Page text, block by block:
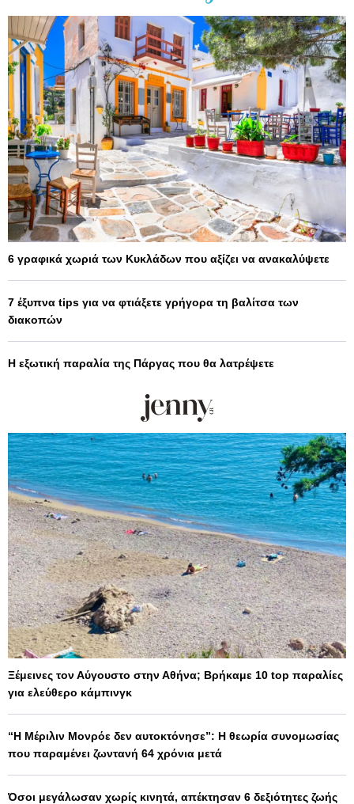
6 γραφικά χωριά των Κυκλάδων που αξίζει να ανακαλύψετε
7 έξυπνα tips για να φτιάξετε γρήγορα τη βαλίτσα των
διακοπών
Η εξωτική παραλία της Πάργας που θα λατρέψετε
Ξέμεινες τον Αύγουστο στην Αθήνα; Βρήκαμε 10 top παραλίες
για ελεύθερο κάμπινγκ
“Η Μέριλιν Μονρόε δεν αυτοκτόνησε”: Η θεωρία συνομωσίας
που παραμένει ζωντανή 64 χρόνια μετά
Όσοι μεγάλωσαν χωρίς κινητά, απέκτησαν 6 δεξιότητες ζωής